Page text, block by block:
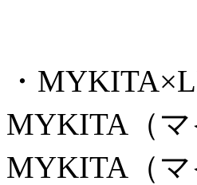
・
MYKITA（マ
MYKITA（